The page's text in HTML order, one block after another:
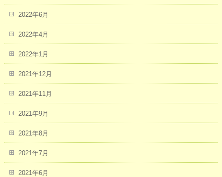
2022年6月
2022年4月
2022年1月
2021年12月
2021年11月
2021年9月
2021年8月
2021年7月
2021年6月